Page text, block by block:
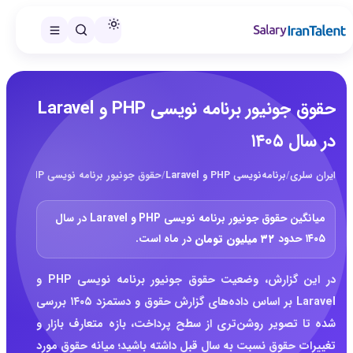
حقوق جونیور برنامه نویسی PHP و Laravel
در سال ۱۴۰۵
ایران سلری/برنامه‌نویسی PHP و Laravel /حقوق جونیور برنامه نویسی PHP و Laravel در سال ۱۴۰۵
میانگین حقوق جونیور برنامه نویسی PHP و Laravel در سال
۱۴۰۵ حدود
۳۲ میلیون تومان در ماه است.
در این گزارش، وضعیت حقوق جونیور برنامه نویسی PHP و
Laravel بر اساس داده‌های گزارش حقوق و دستمزد ۱۴۰۵ بررسی
شده تا تصویر روشن‌تری از سطح پرداخت، بازه متعارف بازار و
تغییرات حقوق نسبت به سال قبل داشته باشید؛ میانه حقوق مورد